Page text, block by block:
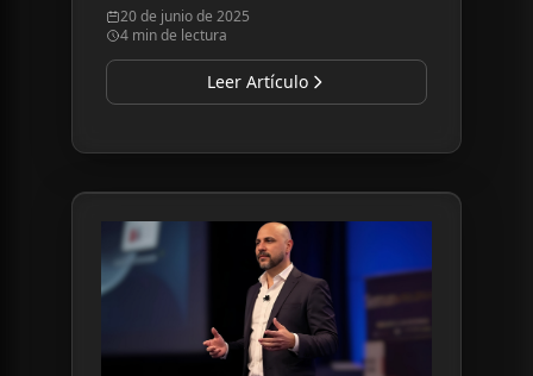
filosofía comunitaria a la
democratización de la IA.
20 de junio de 2025
4 min de lectura
Leer Artículo
Read article: MW3.BIZ Dedica el 3% de Todos